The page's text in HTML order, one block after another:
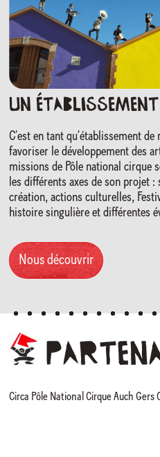
Un
C’est en tant qu’établissement de
favoriser le développement des
missions de Pôle national cirque
les différents axes de son projet
création, actions culturelles,
histoire singulière et différentes
Nous découvrir
Circa Pôle National Cirque Auch